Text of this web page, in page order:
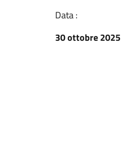
Data :
30 ottobre 2025